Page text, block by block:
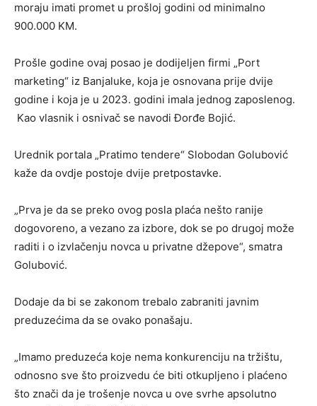
moraju imati promet u prošloj godini od minimalno
900.000 KM.
Prošle godine ovaj posao je dodijeljen firmi „Port
marketing“ iz Banjaluke, koja je osnovana prije dvije
godine i koja je u 2023. godini imala jednog zaposlenog.
Kao vlasnik i osnivač se navodi Đorđe Bojić.
Urednik portala „Pratimo tendere“ Slobodan Golubović
kaže da ovdje postoje dvije pretpostavke.
„Prva je da se preko ovog posla plaća nešto ranije
dogovoreno, a vezano za izbore, dok se po drugoj može
raditi i o izvlačenju novca u privatne džepove“, smatra
Golubović.
Dodaje da bi se zakonom trebalo zabraniti javnim
preduzećima da se ovako ponašaju.
„Imamo preduzeća koje nema konkurenciju na tržištu,
odnosno sve što proizvedu će biti otkupljeno i plaćeno
što znači da je trošenje novca u ove svrhe apsolutno